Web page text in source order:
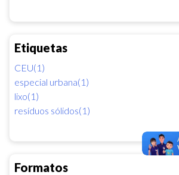
Etiquetas
CEU(1)
especial urbana(1)
lixo(1)
resíduos sólidos(1)
Formatos